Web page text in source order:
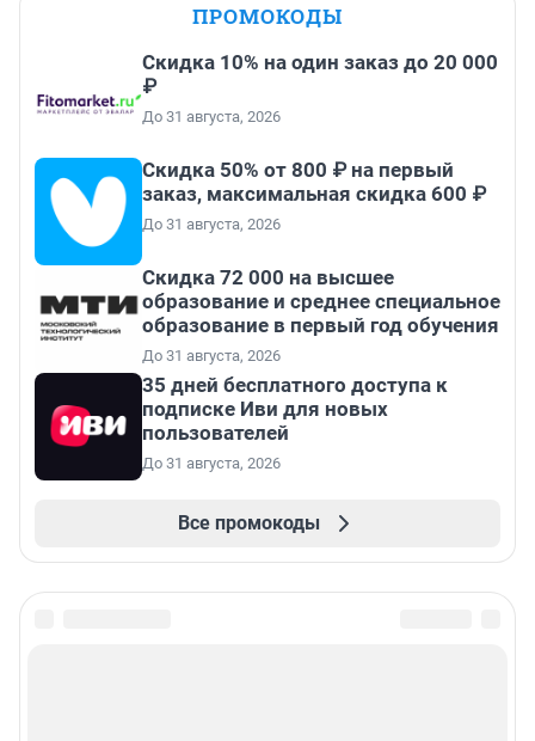
ПРОМОКОДЫ
Скидка 10% на один заказ до 20 000
₽
До 31 августа, 2026
Скидка 50% от 800 ₽ на первый
заказ, максимальная скидка 600 ₽
До 31 августа, 2026
Скидка 72 000 на высшее
образование и среднее специальное
образование в первый год обучения
До 31 августа, 2026
35 дней бесплатного доступа к
подписке Иви для новых
пользователей
До 31 августа, 2026
Все промокоды